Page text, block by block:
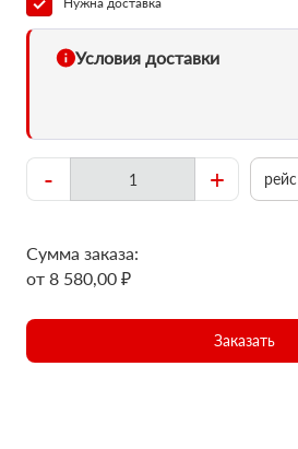
Условия доставки
- + рейс
Сумма заказа:
от 8 580,00 ₽
Заказать